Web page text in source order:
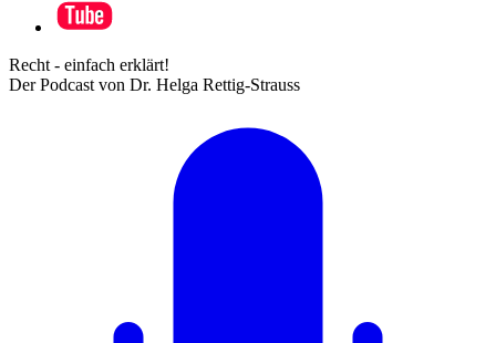
Recht - einfach erklärt!
Der Podcast von Dr. Helga Rettig-Strauss